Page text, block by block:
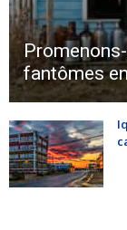
fantômes